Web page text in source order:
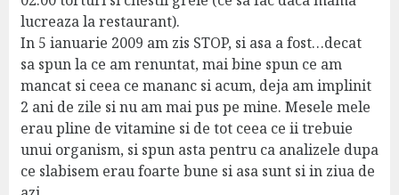
lucreaza la restaurant).
In 5 ianuarie 2009 am zis STOP, si asa a fost…decat
sa spun la ce am renuntat, mai bine spun ce am
mancat si ceea ce mananc si acum, deja am implinit
2 ani de zile si nu am mai pus pe mine. Mesele mele
erau pline de vitamine si de tot ceea ce ii trebuie
unui organism, si spun asta pentru ca analizele dupa
ce slabisem erau foarte bune si asa sunt si in ziua de